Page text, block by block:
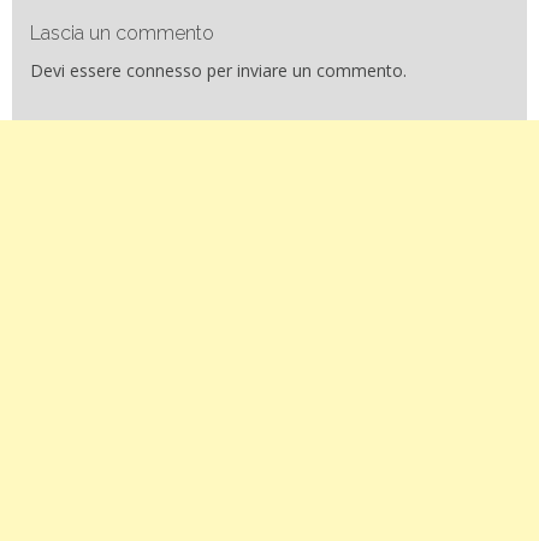
Lascia un commento
Devi essere connesso per inviare un commento.